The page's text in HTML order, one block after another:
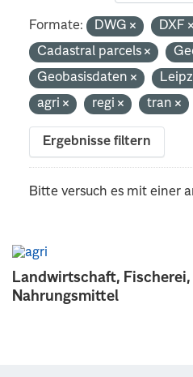
Landwirtschaft,
Nahrungsmittel
Formate: DWG DXF
Cadastral parcels
Geobasisdaten
agri
regi tran
Ergebnisse filtern
Bitte versuch es mit einer